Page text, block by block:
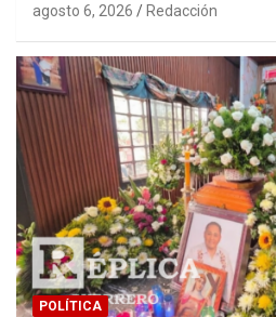
agosto 6, 2026 Redacción
POLÍTICA